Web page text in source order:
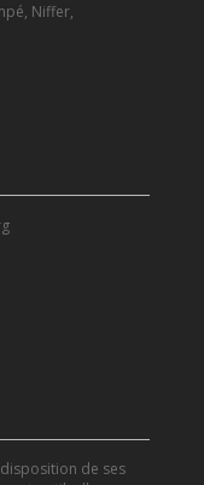
Niffer,
de ses